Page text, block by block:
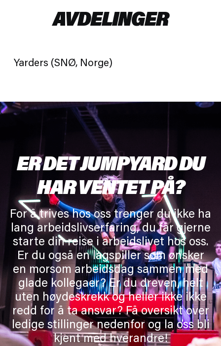
AVDELINGER
Yarders (SNØ, Norge)
Yarders (SNØ, Norge)
ER DET JUMPYARD DU
HAR VENTET PÅ?
For å trives hos oss trenger du ikke ha
lang arbeidslivserfaring, du får gjerne
starte din reise i arbeidslivet hos oss.
Er du også en lagspiller som ønsker
en morsom arbeidsdag sammen med
glade kollegaer? Er du dreven, helt
uten høydeskrekk og heller ikke ikke
redd for å ta ansvar? Få oversikt over
ledige stillinger nedenfor og la oss bli
kjent med hverandre!